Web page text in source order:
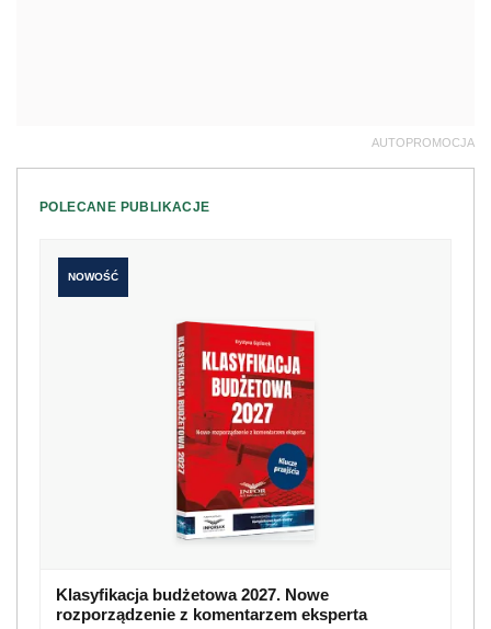
AUTOPROMOCJA
POLECANE PUBLIKACJE
NOWOŚĆ
Klasyfikacja budżetowa 2027. Nowe
rozporządzenie z komentarzem eksperta